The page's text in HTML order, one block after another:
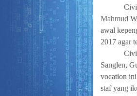
Mahmud
awal
2017 agar
Sanglen,
vocation
staf yang